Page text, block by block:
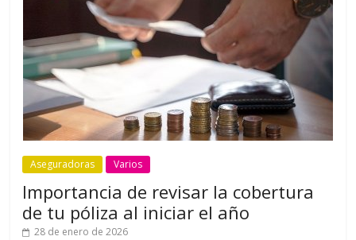
Aseguradoras Varios
Importancia de revisar la cobertura
de tu póliza al iniciar el año
28 de enero de 2026